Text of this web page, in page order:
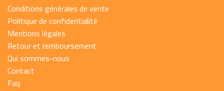
Conditions générales de vente
Politique de confidentialité
Mentions légales
Retour et remboursement
Qui sommes-nous
Contact
Faq